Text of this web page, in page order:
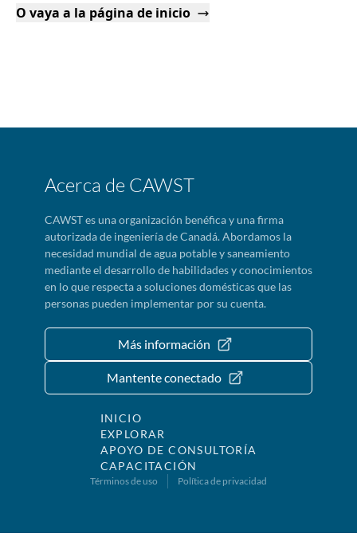
O vaya a la página de inicio
Acerca de CAWST
CAWST es una organización benéfica y una firma
autorizada de ingeniería de Canadá. Abordamos la
necesidad mundial de agua potable y saneamiento
mediante el desarrollo de habilidades y conocimientos
en lo que respecta a soluciones domésticas que las
personas pueden implementar por su cuenta.
Más información
Mantente conectado
INICIO
EXPLORAR
APOYO DE CONSULTORÍA
CAPACITACIÓN
Términos de uso Política de privacidad